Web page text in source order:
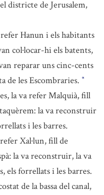
districte de Jerusalem,
Hanun i els habitants
col·locar-hi els batents,
reparar uns cinc-cents
de les Escombraries. *
la va refer Malquià, fill
la va reconstruir
i les barres.
Xal·lun, fill de
la va reconstruir, la va
els forrellats i les barres.
de la bassa del canal,